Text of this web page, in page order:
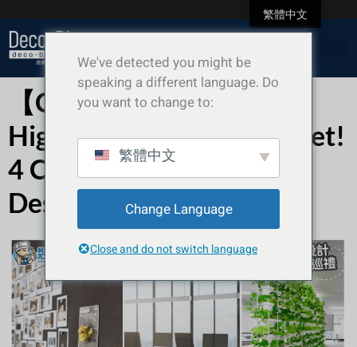
【Commercial Fit-out】
High Style on a Low Budget!
4 Cost-Effective Office
Design Ideas
We've detected you might be
speaking a different language. Do
you want to change to:
繁體中文
Change Language
Close and do not switch language
繁體中文